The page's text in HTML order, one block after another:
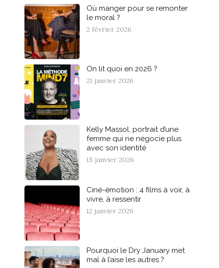
Où manger pour se remonter
le moral ?
2 février 2026
On lit quoi en 2026 ?
21 janvier 2026
Kelly Massol, portrait d’une
femme qui ne négocie plus
avec son identité
15 janvier 2026
Ciné-émotion : 4 films à voir, à
vivre, à ressentir
12 janvier 2026
Pourquoi le Dry January met
mal à l’aise les autres ?